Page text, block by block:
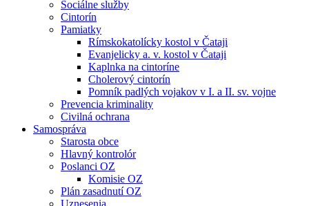
Sociálne služby
Cintorín
Pamiatky
Rímskokatolícky kostol v Čataji
Evanjelicky a. v. kostol v Čataji
Kaplnka na cintoríne
Cholerový cintorín
Pomník padlých vojakov v I. a II. sv. vojne
Prevencia kriminality
Civilná ochrana
Samospráva
Starosta obce
Hlavný kontrolór
Poslanci OZ
Komisie OZ
Plán zasadnutí OZ
Uznesenia